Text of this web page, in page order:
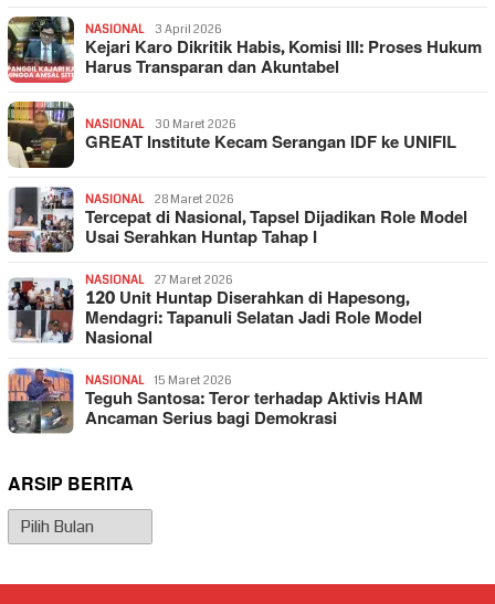
NASIONAL 3 April 2026
Kejari Karo Dikritik Habis, Komisi III: Proses Hukum
Harus Transparan dan Akuntabel
NASIONAL 30 Maret 2026
GREAT Institute Kecam Serangan IDF ke UNIFIL
NASIONAL 28 Maret 2026
Tercepat di Nasional, Tapsel Dijadikan Role Model
Usai Serahkan Huntap Tahap I
NASIONAL 27 Maret 2026
120 Unit Huntap Diserahkan di Hapesong,
Mendagri: Tapanuli Selatan Jadi Role Model
Nasional
NASIONAL 15 Maret 2026
Teguh Santosa: Teror terhadap Aktivis HAM
Ancaman Serius bagi Demokrasi
ARSIP BERITA
Arsip
Berita